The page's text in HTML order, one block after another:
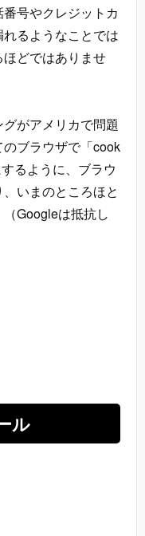
号やクレジットカ
るようなことでは
どではありませ
がアメリカで問題
ブラウザで「cook
るように、ブラウ
いまのところほと
Googleは抵抗し
ル